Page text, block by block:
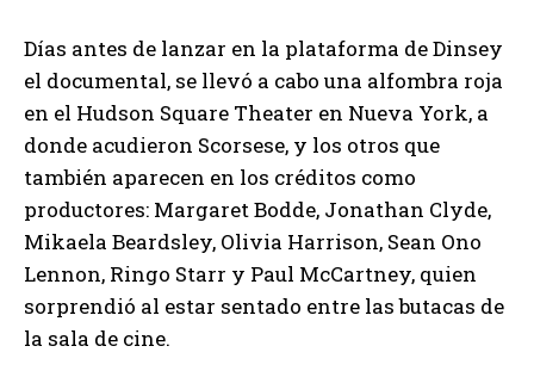
Días antes de lanzar en la plataforma de Dinsey
el documental, se llevó a cabo una alfombra roja
en el Hudson Square Theater en Nueva York, a
donde acudieron Scorsese, y los otros que
también aparecen en los créditos como
productores: Margaret Bodde, Jonathan Clyde,
Mikaela Beardsley, Olivia Harrison, Sean Ono
Lennon, Ringo Starr y Paul McCartney, quien
sorprendió al estar sentado entre las butacas de
la sala de cine.